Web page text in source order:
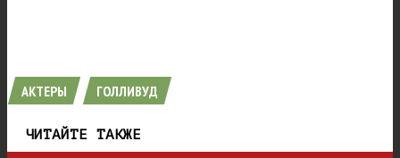
АКТЕРЫ ГОЛЛИВУД
ЧИТАЙТЕ ТАКЖЕ